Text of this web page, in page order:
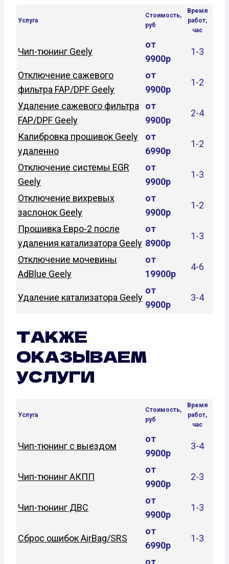
Услуга
Стоимость,
руб
Время
работ,
час
Чип-тюнинг Geely
от
9900р
1-3
Отключение сажевого
фильтра FAP/DPF Geely
от
9900р
1-2
Удаление сажевого фильтра
FAP/DPF Geely
от
9900р
2-4
Калибровка прошивок Geely
удаленно
от
6990р
1-2
Отключение системы EGR
Geely
от
9900р
1-3
Отключение вихревых
заслонок Geely
от
9900р
1-2
Прошивка Евро-2 после
удаления катализатора Geely
от
8900р
1-3
Отключение мочевины
AdBlue Geely
от
19900р
4-6
Удаление катализатора Geely
от
9900р
3-4
ТАКЖЕ
ОКАЗЫВАЕМ
УСЛУГИ
Услуга
Стоимость,
руб
Время
работ,
час
Чип-тюнинг с выездом
от
9900р
3-4
Чип-тюнинг АКПП
от
9900р
2-3
Чип-тюнинг ДВС
от
9900р
1-3
Сброс ошибок AirBag/SRS
от
6990р
1-3
от